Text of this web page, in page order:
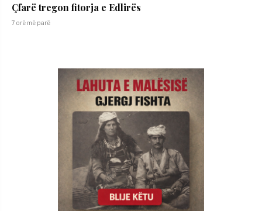
Çfarë tregon fitorja e Edlirës
7 orë më parë